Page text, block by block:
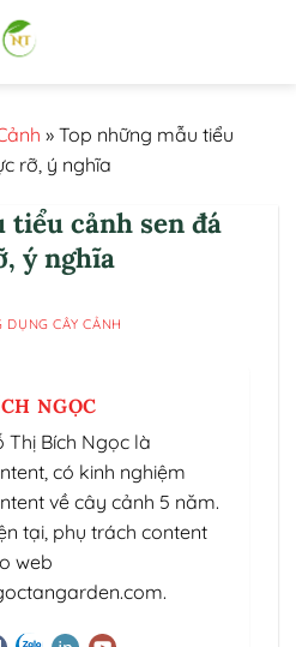
» Top những mẫu tiểu
rỡ, ý nghĩa
tiểu cảnh sen đá
ý nghĩa
DỤNG CÂY CẢNH
NGỌC
Thị Bích Ngọc là
có kinh nghiệm
về cây cảnh 5 năm.
tại, phụ trách content
web